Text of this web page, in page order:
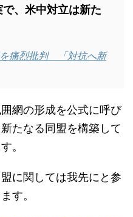
、米中対立は新た
痛烈批判 「対抗へ新
網の形成を公式に呼び
たなる同盟を構築して
。
に関しては我先にと参
す。